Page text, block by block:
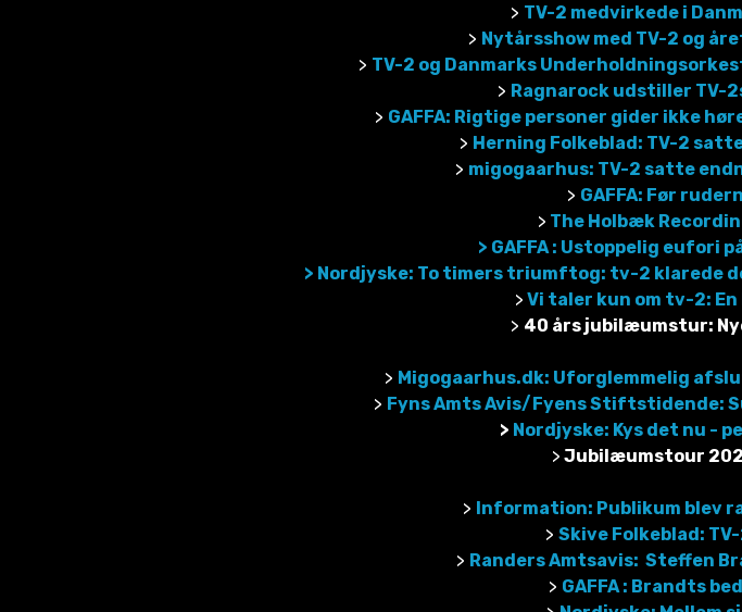
> TV-2 medvirkede i
> Nytårsshow med TV-2 og
> TV-2 og Danmarks
> Ragnarock udstiller TV-
> GAFFA: Rigtige personer gider ikke
> Herning Folkeblad: TV-2
> migogaarhus: TV-2 satte
> GAFFA: Før
> The Holbæk
> GAFFA : Ustoppelig eufori
> Nordjyske: To timers triumftog: tv-2 klarede
> Vi taler kun om tv-2: En
> 40 års jubilæumstur:
> Migogaarhus.dk: Uforglemmelig
> Fyns Amts Avis/Fyens Stiftstidende:
> Nordjyske: Kys det nu -
> Jubilæumstour
> Information: Publikum blev
> Skive Folkeblad:
> Randers Amtsavis: Steffen
> GAFFA : Brandts